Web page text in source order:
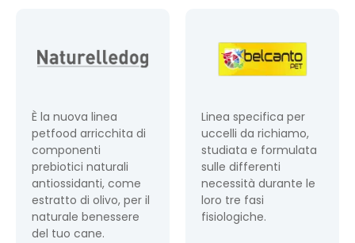
È la nuova linea
petfood arricchita di
componenti
prebiotici naturali
antiossidanti, come
estratto di olivo, per il
naturale benessere
del tuo cane.
Linea specifica per
uccelli da richiamo,
studiata e formulata
sulle differenti
necessità durante le
loro tre fasi
fisiologiche.